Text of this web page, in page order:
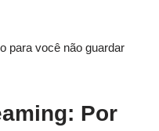
para você não guardar
Por